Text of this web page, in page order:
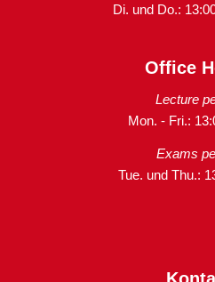
Di. und Do.:
Office
Lecture
Mon. - Fri.:
Exams
Tue. und Thu.: